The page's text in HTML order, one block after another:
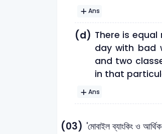
Ans
(d) There is
day with bad
and two
in that
Ans
(03) 'মোবাইল ব্যাংকিং ও